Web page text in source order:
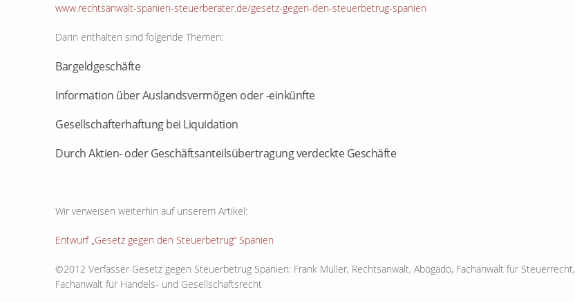
www.rechtsanwalt-spanien-steuerberater.de/gesetz-gegen-den-steuerbetrug-spanien
Darin enthalten sind folgende Themen:
Bargeldgeschäfte
Information über Auslandsvermögen oder -einkünfte
Gesellschafterhaftung bei Liquidation
Durch Aktien- oder Geschäftsanteilsübertragung verdeckte Geschäfte
Wir verweisen weiterhin auf unserem Artikel:
Entwurf „Gesetz gegen den Steuerbetrug“ Spanien
©2012 Verfasser Gesetz gegen Steuerbetrug Spanien: Frank Müller, Rechtsanwalt, Abogado, Fachanwalt für Steuerrecht,
Fachanwalt für Handels- und Gesellschaftsrecht